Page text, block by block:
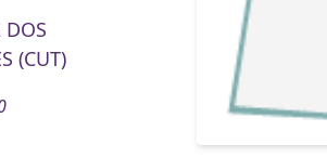
DOS
(CUT)